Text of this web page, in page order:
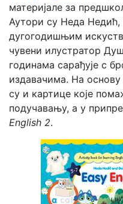
материјале за
Аутори су Неда Недић,
дугогодишњим
чувени илустратор
годинама сарађује с
издавачима. На основу
су и картице које
подучавању, а у
English 2.